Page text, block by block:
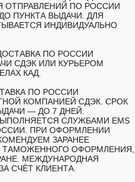
ОТПРАВЛЕНИЙ ПО РОССИИ
ПУНКТА ВЫДАЧИ. ДЛЯ
ИНДИВИДУАЛЬНО
ПО РОССИИ
СДЭК ИЛИ КУРЬЕРОМ
КАД.
ПО РОССИИ
КОМПАНИЕЙ СДЭК. СРОК
— ДО 7 ДНЕЙ.
СЛУЖБАМИ EMS
ПРИ ОФОРМЛЕНИИ
ЗАРАНЕЕ
ОФОРМЛЕНИЯ,
МЕЖДУНАРОДНАЯ
СЧЁТ КЛИЕНТА.